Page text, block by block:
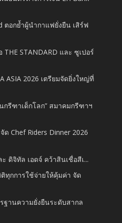
ตอกย้ำผู้นำกาแฟยั่งยืน เสิร์ฟ
STANDARD และ ซูเปอร์
ASIA 2026 เตรียมจัดยิ่งใหญ่ที่
กรีฑาเด็กโลก” สมาคมกรีฑาฯ
Chef Riders Dinner 2026
ะ ดิจิทัล เอดจ์ คว้าสินเชื่อสีเ...
ทุกการใช้จ่ายให้คุ้มค่า จัด
ฐานความยั่งยืนระดับสากล